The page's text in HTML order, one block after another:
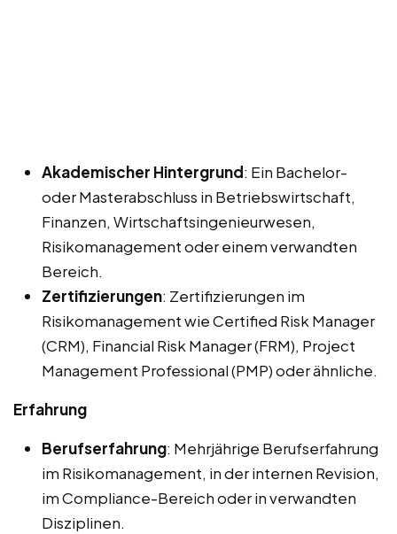
Akademischer Hintergrund: Ein Bachelor-
oder Masterabschluss in Betriebswirtschaft,
Finanzen, Wirtschaftsingenieurwesen,
Risikomanagement oder einem verwandten
Bereich.
Zertifizierungen: Zertifizierungen im
Risikomanagement wie Certified Risk Manager
(CRM), Financial Risk Manager (FRM), Project
Management Professional (PMP) oder ähnliche.
Erfahrung
Berufserfahrung: Mehrjährige Berufserfahrung
im Risikomanagement, in der internen Revision,
im Compliance-Bereich oder in verwandten
Disziplinen.